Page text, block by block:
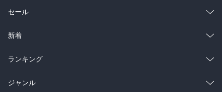
総合
ラノベ
雑誌・グラビア
BL・TL
セール
総合
ラノベ
雑誌・グラビア
新着
総合
ラノベ
ランキング
総合
ジャンル